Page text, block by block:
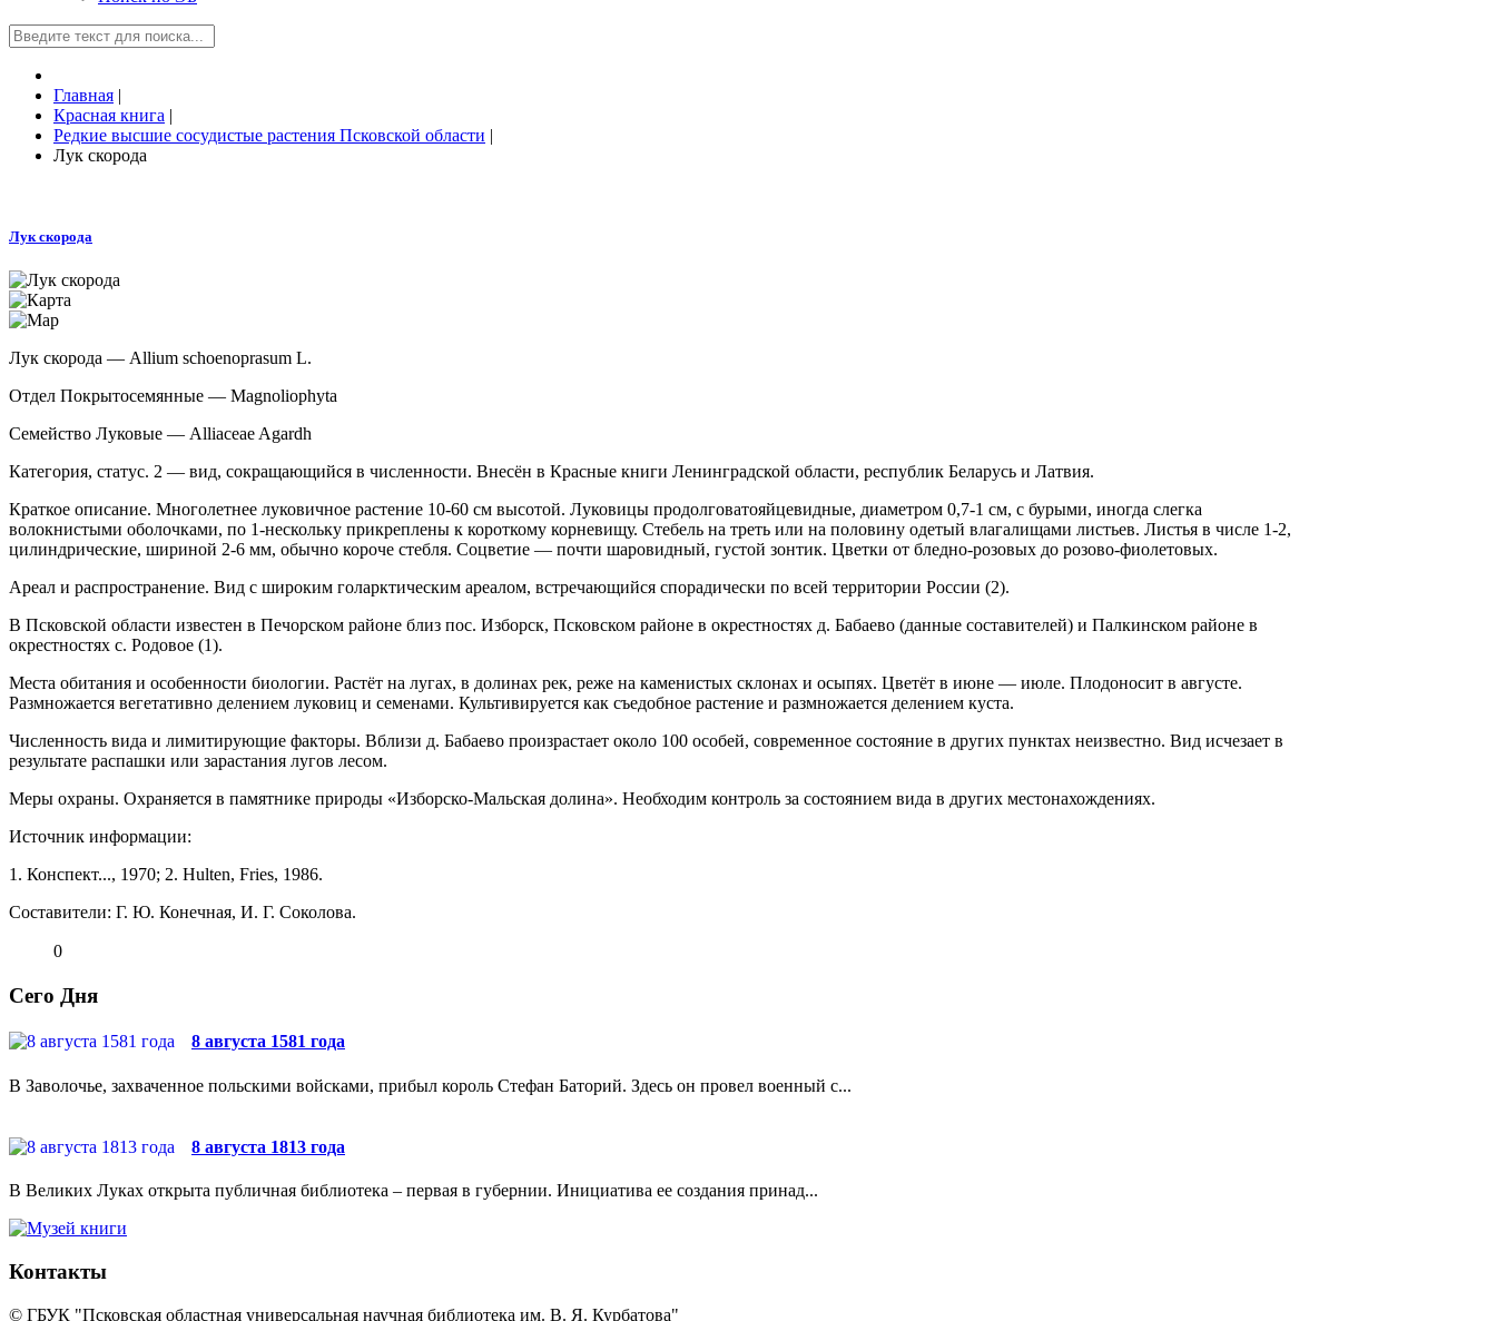
Главная |
Красная книга |
Редкие высшие сосудистые растения Псковской области |
Лук скорода
Лук скорода
Лук скорода — Allium schoenoprasum L.
Отдел Покрытосемянные — Magnoliophyta
Семейство Луковые — Alliaceae Agardh
Категория, статус. 2 — вид, сокращающийся в численности. Внесён в Красные книги Ленинградской обла­сти, республик Беларусь и Латвия.
Краткое описание. Многолетнее луковичное растение 10-60 см высотой. Луковицы продолговато­яйцевидные, диаметром 0,7-1 см, с бурыми, иногда слегка
волокнистыми оболочками, по 1-нескольку прикреплены к короткому корневищу. Стебель на треть или на половину одетый влагалищами ли­стьев. Листья в числе 1-2,
цилиндрические, шириной 2-6 мм, обычно короче стебля. Соцветие — почти шаровидный, густой зонтик. Цветки от бледно-розо­вых до розово-фиолетовых.
Ареал и распространение. Вид с широким го­ларктическим ареалом, встречающийся спорадиче­ски по всей территории России (2).
В Псковской области известен в Печорском рай­оне близ пос. Изборск, Псковском районе в окрестно­стях д. Бабаево (данные составителей) и Палкинском районе в
окрестностях с. Родовое (1).
Места обитания и особенности биологии. Растёт на лугах, в долинах рек, реже на каменистых склонах и осыпях. Цветёт в июне — июле. Плодо­носит в августе.
Размножается вегетативно делением луковиц и семенами. Культивируется как съедобное растение и размножается делением куста.
Численность вида и лимитирующие факто­ры. Вблизи д. Бабаево произрастает около 100 осо­бей, современное состояние в других пунктах не­известно. Вид исчезает в
результате распашки или зарастания лугов лесом.
Меры охраны. Охраняется в памятнике при­роды «Изборско-Мальская долина». Необходим контроль за состоянием вида в других местонахож­дениях.
Источник информации:
1. Конспект..., 1970; 2. Hulten, Fries, 1986.
Составители: Г. Ю. Конечная, И. Г. Соколова.
0
Сего Дня
8 августа 1581 года
В Заволочье, захваченное польскими войсками, прибыл король Стефан Баторий. Здесь он провел военный с...
8 августа 1813 года
В Великих Луках открыта публичная библиотека – первая в губернии. Инициатива ее создания принад...
Контакты
© ГБУК "Псковская областная универсальная научная библиотека им. В. Я. Курбатова"